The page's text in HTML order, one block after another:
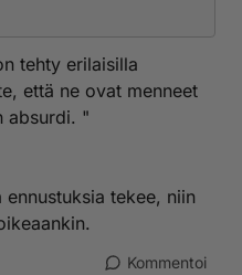
joita tänäkin
ole vanhentuneita,
Toisin kuin sinun
kategorisesti
vielä nopeampaa kuin
En sanoisi sitä
tehty erilaisilla
että ne ovat menneet
absurdi. "
tekee, niin
Kommentoi